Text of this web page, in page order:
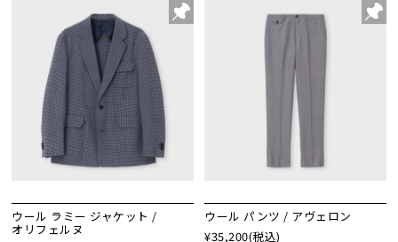
ウール ラミー ジャケット /
オリフェルヌ
ウール パンツ / アヴェロン
¥35,200(税込)